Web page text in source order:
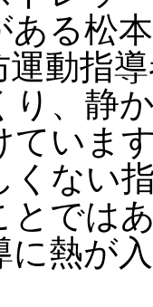
ある松
運動指
り、静
ていま
くない
とでは
に熱が